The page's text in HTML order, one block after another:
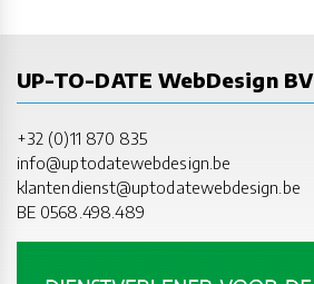
UP-TO-DATE WebDesign BV
+32 (0)11 870 835
info@uptodatewebdesign.be
klantendienst@uptodatewebdesign.be
BE 0568.498.489